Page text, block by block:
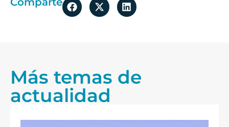
Más temas de
actualidad